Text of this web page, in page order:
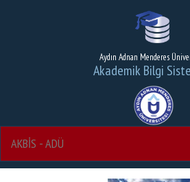
Aydın Adnan Menderes
Akademik Bilgi
AKBİS - ADÜ